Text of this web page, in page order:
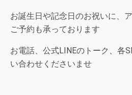
お誕生日や記念日のお祝いに、
ご予約も承っております
お電話、公式LINEのトーク、各
い合わせくださいませ